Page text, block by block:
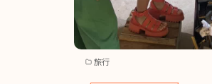
旅行